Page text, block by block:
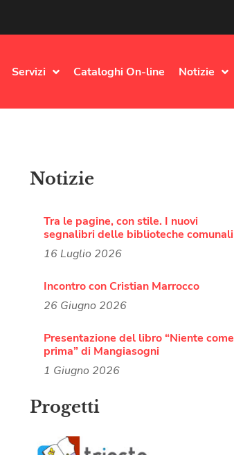
Servizi Cataloghi On-line Notizie
Notizie
Tra le pagine, con stile. I nuovi
segnalibri delle biblioteche comunali
16 Luglio 2026
Incontro con Cristian Marrocco
26 Giugno 2026
Presentazione del libro “Niente come
prima” di Mangiasogni
1 Giugno 2026
Progetti